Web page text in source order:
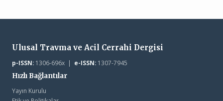
Ulusal Travma ve Acil Cerrahi Dergisi
p-ISSN:1306-696x | e-ISSN:1307-7945
Hızlı Bağlantılar
Yayın Kurulu